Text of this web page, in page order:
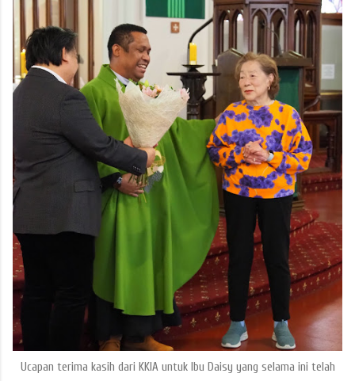
Ucapan terima kasih dari KKIA untuk Ibu Daisy yang selama ini telah